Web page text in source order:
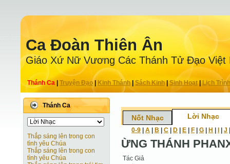
Ca Ðoàn Thiên Ân
Giáo Xứ Nữ Vương Các Thánh Tử Ðạo Việt
Thánh Ca Truyện Ðạo| Kinh Thánh Sách Kinh|Sinh Hoạt| Lịch Trình
Thánh Ca
Thắp sáng lên trong con
tình yêu Chúa
Thắp sáng lên trong con
tình yêu Chúa
Nốt Nhạc Lời Nhạc
0-9 A B C D E F G H J
ỪNG THÁNH
Tác Giả